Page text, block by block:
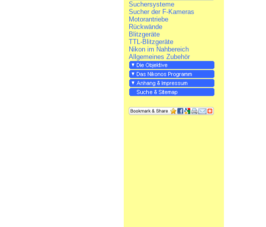
Suchersysteme
Sucher der F-Kameras
Motorantriebe
Rückwände
Blitzgeräte
TTL-Blitzgeräte
Nikon im Nahbereich
Allgemeines Zubehör